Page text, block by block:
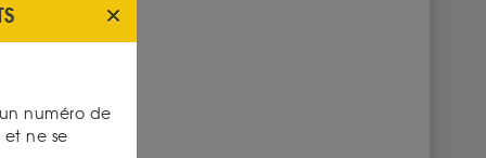
numéro de
ne se